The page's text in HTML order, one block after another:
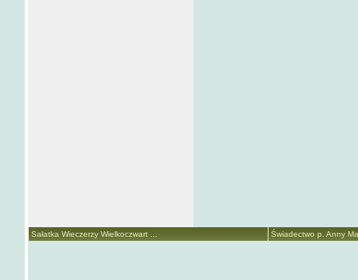
Sałatka Wieczerzy Wielkoczwart ... Świadectwo p. Anny